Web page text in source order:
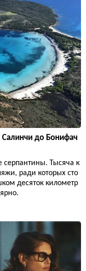
до Бонифач
серпантины. Тысяча к
ради которых сто
десяток километр